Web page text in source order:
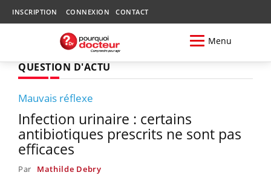
INSCRIPTION CONNEXION CONTACT
Menu
QUESTION D'ACTU
Mauvais réflexe
Infection urinaire : certains
antibiotiques prescrits ne sont pas
efficaces
Par Mathilde Debry